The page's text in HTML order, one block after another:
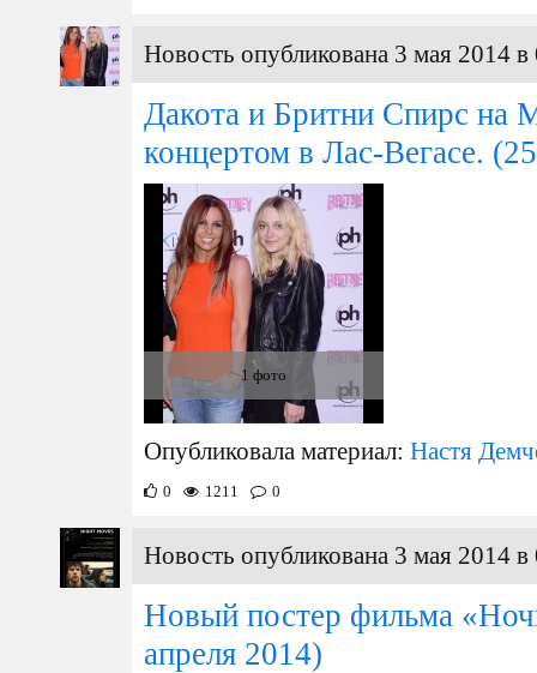
Новость опубликована 3 мая 2014 в
Дакота и Бритни Спирс на
концертом в Лас-Вегасе.
1 фото
Опубликовала материал: Настя
0 1211 0
Новость опубликована 3 мая 2014 в
Новый постер фильма
апреля 2014)